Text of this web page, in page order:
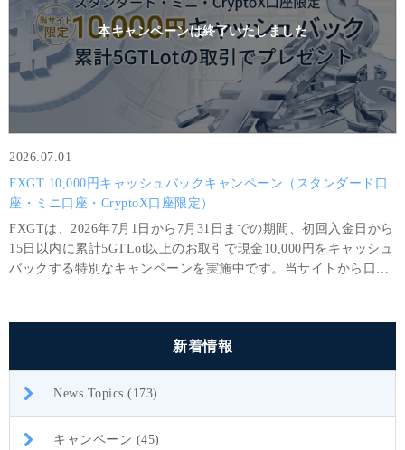
本キャンペーンは終了いたしました
2026.07.01
FXGT 10,000円キャッシュバックキャンペーン（スタンダード口
座・ミニ口座・CryptoX口座限定）
FXGTは、2026年7月1日から7月31日までの期間、初回入金日から
15日以内に累計5GTLot以上のお取引で現金10,000円をキャッシュ
バックする特別なキャンペーンを実施中です。当サイトから口座
新着情報
News Topics (173)
キャンペーン (45)